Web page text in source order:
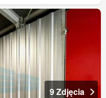
9 Zdjęcia